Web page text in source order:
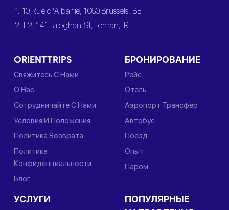
1. 10 Rue d’Albanie, 1060 Brussels, BE
2. L2, 141 Taleghani St, Tehran, IR
ORIENTTRIPS
Свяжитесь С Нами
О Нас
Сотрудничайте С Нами
Условия И Положения
Политика Возврата
Политика
Конфиденциальности
Блог
БРОНИРОВАНИЕ
Рейс
Отель
Аэропорт Трансфер
Автобус
Поезд
Опыт
Паром
УСЛУГИ
ПОПУЛЯРНЫЕ